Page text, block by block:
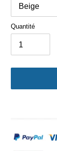
Quantité
à